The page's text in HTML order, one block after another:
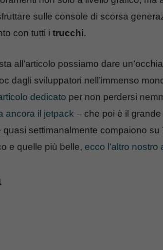
sulle console di scorsa
con tutti i trucchi.
all’articolo possiamo dare
dagli sviluppatori nell’immenso
dedicato per non perdersi
ancora il jetpack – che poi è il
settimanalmente compaiono
e quelle più belle, ecco l’altro